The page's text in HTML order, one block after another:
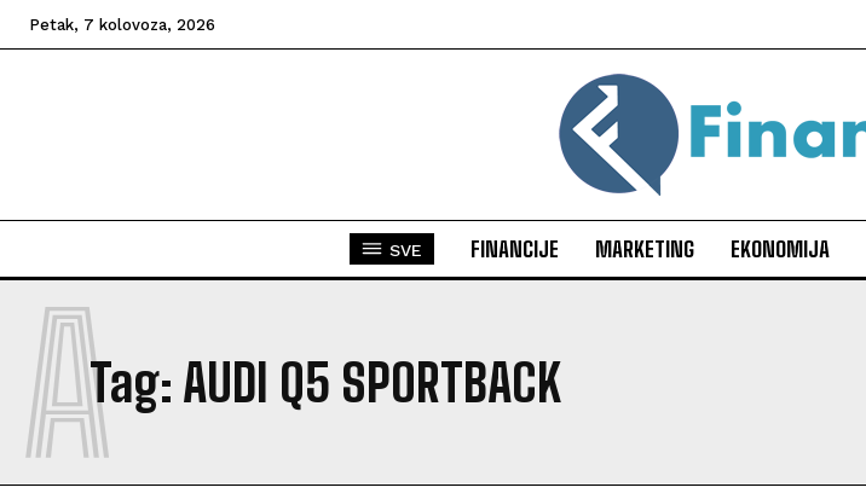
Petak, 7 kolovoza, 2026
SVE FINANCIJE MARKETING EKONOMIJA
Tag: AUDI Q5 SPORTBACK
A